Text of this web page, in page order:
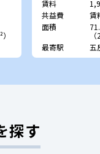
賃料
共益費
賃
面積
最寄駅
五
探す